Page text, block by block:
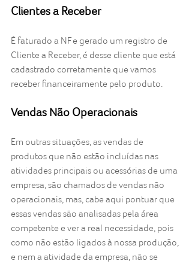
Clientes a Receber
É faturado a NF e gerado um registro de
Cliente a Receber, é desse cliente que está
cadastrado corretamente que vamos
receber financeiramente pelo produto.
Vendas Não Operacionais
Em outras situações, as vendas de
produtos que não estão incluídas nas
atividades principais ou acessórias de uma
empresa, são chamados de vendas não
operacionais, mas, cabe aqui pontuar que
essas vendas são analisadas pela área
competente e ver a real necessidade, pois
como não estão ligados à nossa produção,
e nem a atividade da empresa, não se